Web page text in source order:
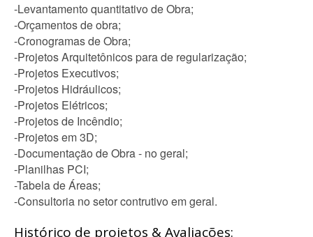
-Levantamento quantitativo de Obra;
-Orçamentos de obra;
-Cronogramas de Obra;
-Projetos Arquitetônicos para de regularização;
-Projetos Executivos;
-Projetos Hidráulicos;
-Projetos Elétricos;
-Projetos de Incêndio;
-Projetos em 3D;
-Documentação de Obra - no geral;
-Planilhas PCI;
-Tabela de Áreas;
-Consultoria no setor contrutivo em geral.
Histórico de projetos & Avaliações: